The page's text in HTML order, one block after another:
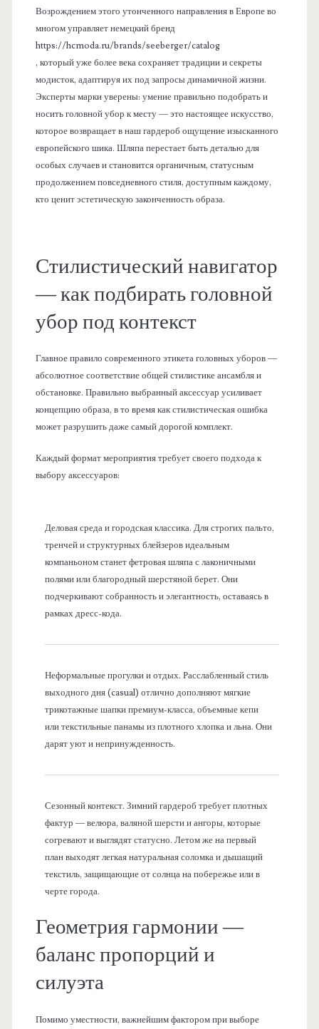
Возрождением этого утонченного направления в Европе во
многом управляет немецкий бренд
https://hcmoda.ru/brands/seeberger/catalog
, который уже более века сохраняет традиции и секреты
модисток, адаптируя их под запросы динамичной жизни.
Эксперты марки уверены: умение правильно подобрать и
носить головной убор к месту — это настоящее искусство,
которое возвращает в наш гардероб ощущение изысканного
европейского шика. Шляпа перестает быть деталью для
особых случаев и становится органичным, статусным
продолжением повседневного стиля, доступным каждому,
кто ценит эстетическую законченность образа.
Стилистический навигатор
— как подбирать головной
убор под контекст
Главное правило современного этикета головных уборов —
абсолютное соответствие общей стилистике ансамбля и
обстановке. Правильно выбранный аксессуар усиливает
концепцию образа, в то время как стилистическая ошибка
может разрушить даже самый дорогой комплект.
Каждый формат мероприятия требует своего подхода к
выбору аксессуаров:
Деловая среда и городская классика. Для строгих пальто,
тренчей и структурных блейзеров идеальным
компаньоном станет фетровая шляпа с лаконичными
полями или благородный шерстяной берет. Они
подчеркивают собранность и элегантность, оставаясь в
рамках дресс-кода.
Неформальные прогулки и отдых. Расслабленный стиль
выходного дня (casual) отлично дополняют мягкие
трикотажные шапки премиум-класса, объемные кепи
или текстильные панамы из плотного хлопка и льна. Они
дарят уют и непринужденность.
Сезонный контекст. Зимний гардероб требует плотных
фактур — велюра, валяной шерсти и ангоры, которые
согревают и выглядят статусно. Летом же на первый
план выходят легкая натуральная соломка и дышащий
текстиль, защищающие от солнца на побережье или в
черте города.
Геометрия гармонии —
баланс пропорций и
силуэта
Помимо уместности, важнейшим фактором при выборе